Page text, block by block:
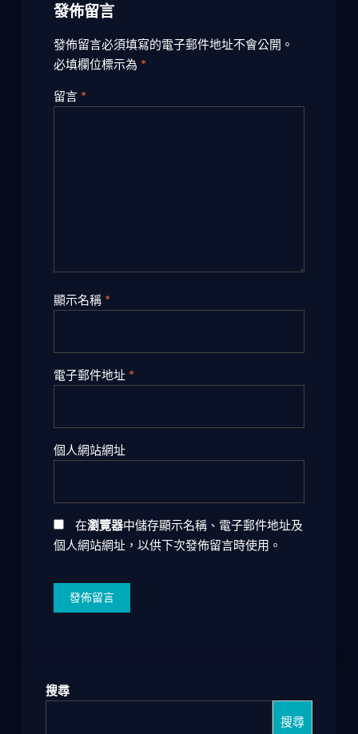
發佈留言
發佈留言必須填寫的電子郵件地址不會公開。
必填欄位標示為 *
留言 *
顯示名稱 *
電子郵件地址 *
個人網站網址
在瀏覽器中儲存顯示名稱、電子郵件地址及
個人網站網址，以供下次發佈留言時使用。
搜尋
搜尋